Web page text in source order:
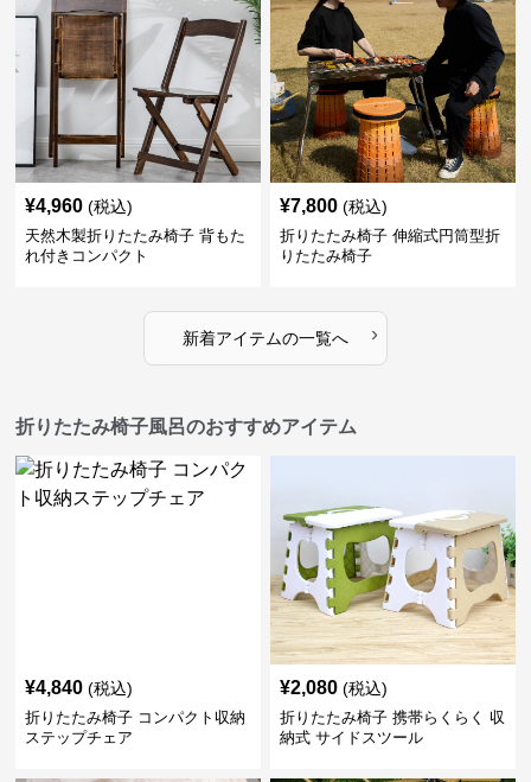
¥4,960 (税込)
天然木製折りたたみ椅子 背もた
れ付きコンパクト
¥7,800 (税込)
折りたたみ椅子 伸縮式円筒型折
りたたみ椅子
新着アイテムの一覧へ ›
折りたたみ椅子風呂のおすすめアイテム
¥4,840 (税込)
折りたたみ椅子 コンパクト収納
ステップチェア
¥2,080 (税込)
折りたたみ椅子 携帯らくらく 収
納式 サイドスツール